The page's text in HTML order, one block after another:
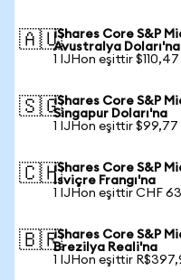
🇦🇺iShares Core S&P
Avustralya Doları'na
1 IJHon eşittir $110,47
🇸🇬iShares Core S&P
Singapur Doları'na
1 IJHon eşittir $99,77
🇨🇭iShares Core S&P
İsviçre Frangı'na
1 IJHon eşittir CHF
🇧🇷iShares Core S&P
Brezilya Reali'na
1 IJHon eşittir